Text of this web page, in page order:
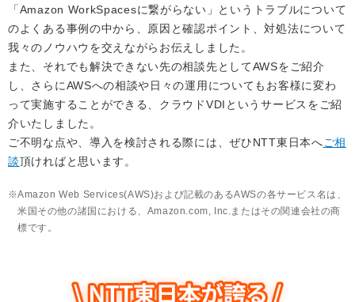
「Amazon WorkSpacesに繋がらない」というトラブルについて
のよくある事例の中から、原因と確認ポイント、対処法について
我々のノウハウを交えながらお伝えしました。
また、それでも解決できない先の相談先としてAWSをご紹介
し、さらにAWSへの相談や日々の運用についてもお客様に変わ
って実施することができる、クラウドVDIというサービスをご紹
介いたしました。
ご不明な点や、導入を検討される際には、ぜひNTT東日本へご相
談頂ければと思います。
Amazon Web Services(AWS)および記載のあるAWSの各サービス名は、
米国その他の諸国における、Amazon.com, Inc.またはその関連会社の商
標です。